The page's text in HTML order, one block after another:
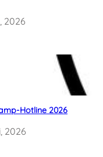
2026
Hotline 2026
2026